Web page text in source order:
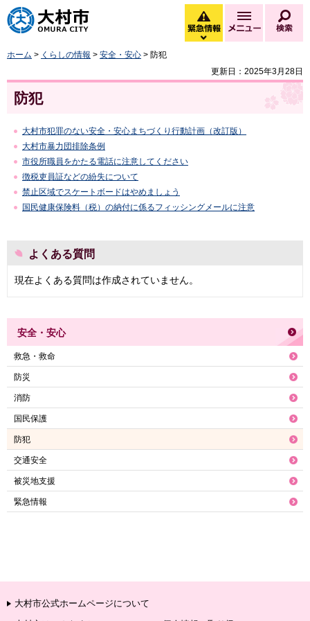
大村市
緊急情報
緊急情報を開く
メニュー
ホーム > くらしの情報 > 安全・安心 > 防犯
更新日：2025年3月28日
防犯
大村市犯罪のない安全・安心まちづくり行動計画（改訂版）
大村市暴力団排除条例
市役所職員をかたる電話に注意してください
徴税吏員証などの紛失について
禁止区域でスケートボードはやめましょう
国民健康保険料（税）の納付に係るフィッシングメールに注意
よくある質問
現在よくある質問は作成されていません。
安全・安心
救急・救命
防災
消防
国民保護
防犯
交通安全
被災地支援
緊急情報
大村市公式ホームページについて